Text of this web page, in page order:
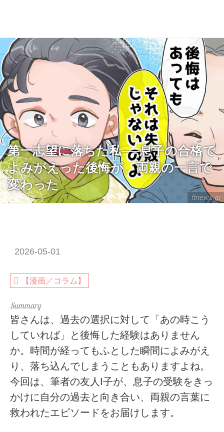
ftnews.jp
第一志望に落ちた私──息子の合格で
よみがえった後悔が、両親の一言で
変わった
2026-05-01
【漫画／コラム】
皆さんは、過去の選択に対して「あの時こう
していれば」と後悔した経験はありません
か。時間が経ってもふとした瞬間によみがえ
り、落ち込んでしまうこともありますよね。
今回は、筆者の友人I子が、息子の受験をきっ
かけに自分の過去と向き合い、両親の言葉に
救われたエピソードをお届けします。